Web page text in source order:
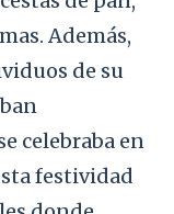
Además,
de su
celebraba en
festividad